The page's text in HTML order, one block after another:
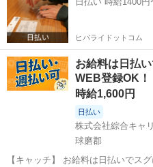
通費も当社が負担(規定有)！...
ヒバライドットコム
お給料は日払
WEB登録OK
時給1,600円
日払い
株式会社綜合キャ
球磨郡
【キャッチ】 お給料は日払いでス